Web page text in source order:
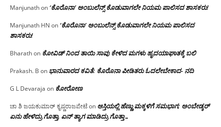
Manjunathon ‘ಕೊರೊನಾ’ ಅಂಬುಲೆನ್ಸ್ ಕೊಡುವಾಗಲೇ ನಿಯಮ ಪಾಲಿಸದ ಶಾಸಕರು!
Manjunath HN on ‘ಕೊರೊನಾ’ ಅಂಬುಲೆನ್ಸ್ ಕೊಡುವಾಗಲೇ ನಿಯಮ ಪಾಲಿಸದ
ಶಾಸಕರು!
Bharathon ಕೋವಿಡ್ ನಿಂದ ತಾಯಿ ಸಾವು ಕೇಳಿದ ಮಗಳು ಹೃದಯಾಘಾತಕ್ಕೆ ಬಲಿ
Prakash. B on ಭಾನುವಾರದ ಕವಿತೆ: ಕೊರೊನಾ ಪೀಡಿತರು ಓದಲೇಬೇಕಾದ- ನದಿ
G L Devaraja on ಕೋರೋಣ
ಚಾ ಶಿ ಜಯಕುಮಾರ್ ಕೃಷ್ಣರಾಜಪೇಟೆon ಆಸ್ತಿಯಲ್ಲಿ ಹೆಣ್ಣು ಮಕ್ಕಳಿಗೆ ಸಮಭಾಗ; ಅಂಬೇಡ್ಕರ್
ಏನು ಹೇಳಿದ್ರು ಗೊತ್ತಾ, ಏನ್ ತ್ಯಾಗ ಮಾಡಿದ್ರು ಗೊತ್ತಾ…